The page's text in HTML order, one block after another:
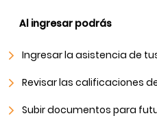
Al ingresar podrás
Ingresar la asistencia de
Revisar las calificaciones
Subir documentos para